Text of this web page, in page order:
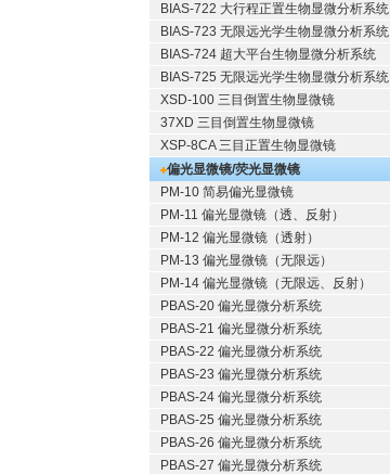
BIAS-722 大行程正置生物显微分析系统
BIAS-723 无限远光学生物显微分析系统
BIAS-724 超大平台生物显微分析系统
BIAS-725 无限远光学生物显微分析系统
XSD-100 三目倒置生物显微镜
37XD 三目倒置生物显微镜
XSP-8CA 三目正置生物显微镜
偏光显微镜/荧光显微镜
PM-10 简易偏光显微镜
PM-11 偏光显微镜（透、反射）
PM-12 偏光显微镜（透射）
PM-13 偏光显微镜（无限远）
PM-14 偏光显微镜（无限远、反射）
PBAS-20 偏光显微分析系统
PBAS-21 偏光显微分析系统
PBAS-22 偏光显微分析系统
PBAS-23 偏光显微分析系统
PBAS-24 偏光显微分析系统
PBAS-25 偏光显微分析系统
PBAS-26 偏光显微分析系统
PBAS-27 偏光显微分析系统